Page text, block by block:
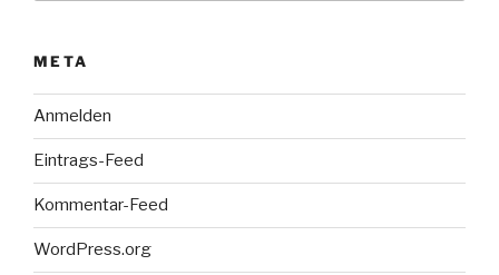
META
Anmelden
Eintrags-Feed
Kommentar-Feed
WordPress.org